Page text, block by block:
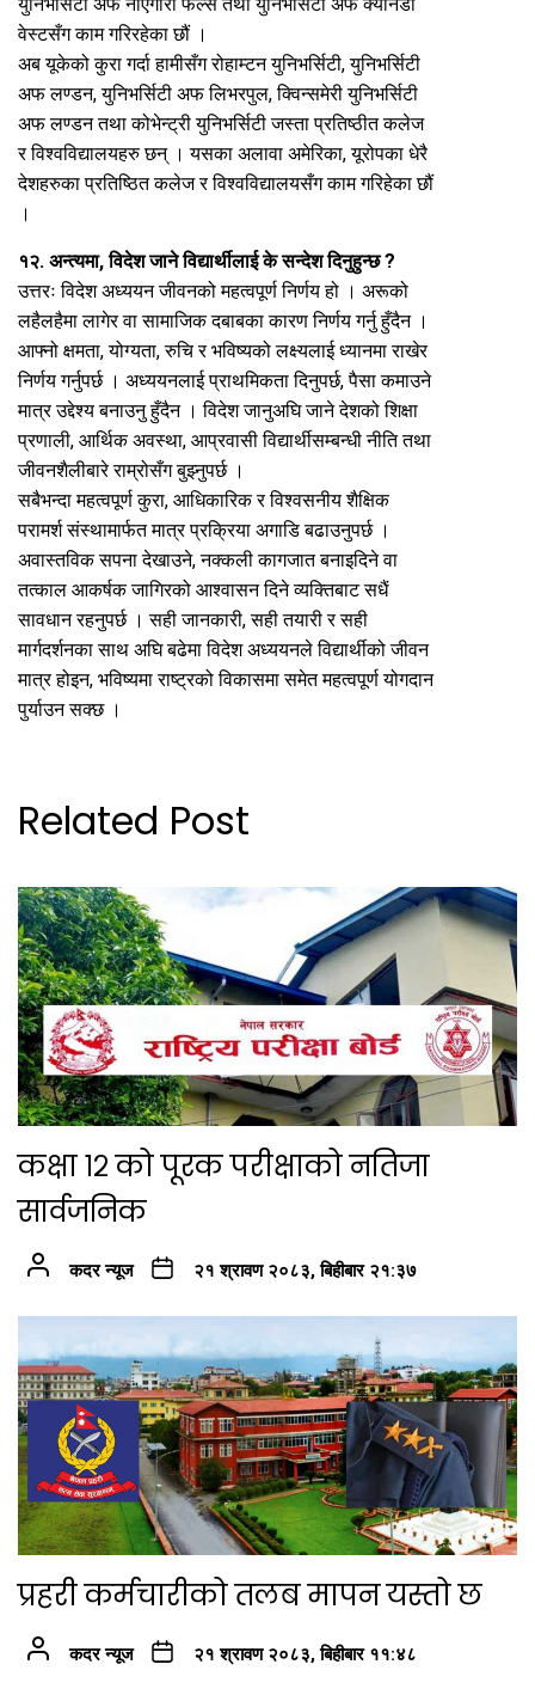
वेस्टसँग काम गरिरहेका छौं ।
अब यूकेको कुरा गर्दा हामीसँग रोहाम्टन युनिभर्सिटी, युनिभर्सिटी
अफ लण्डन, युनिभर्सिटी अफ लिभरपुल, क्विन्समेरी युनिभर्सिटी
अफ लण्डन तथा कोभेन्ट्री युनिभर्सिटी जस्ता प्रतिष्ठीत कलेज
र विश्वविद्यालयहरु छन् । यसका अलावा अमेरिका, यूरोपका धेरै
देशहरुका प्रतिष्ठित कलेज र विश्वविद्यालयसँग काम गरिहेका छौं
।
१२. अन्त्यमा, विदेश जाने विद्यार्थीलाई के सन्देश दिनुहुन्छ ?
उत्तरः विदेश अध्ययन जीवनको महत्वपूर्ण निर्णय हो । अरूको
लहैलहैमा लागेर वा सामाजिक दबाबका कारण निर्णय गर्नु हुँदैन ।
आफ्नो क्षमता, योग्यता, रुचि र भविष्यको लक्ष्यलाई ध्यानमा राखेर
निर्णय गर्नुपर्छ । अध्ययनलाई प्राथमिकता दिनुपर्छ, पैसा कमाउने
मात्र उद्देश्य बनाउनु हुँदैन । विदेश जानुअघि जाने देशको शिक्षा
प्रणाली, आर्थिक अवस्था, आप्रवासी विद्यार्थीसम्बन्धी नीति तथा
जीवनशैलीबारे राम्रोसँग बुझ्नुपर्छ ।
सबैभन्दा महत्वपूर्ण कुरा, आधिकारिक र विश्वसनीय शैक्षिक
परामर्श संस्थामार्फत मात्र प्रक्रिया अगाडि बढाउनुपर्छ ।
अवास्तविक सपना देखाउने, नक्कली कागजात बनाइदिने वा
तत्काल आकर्षक जागिरको आश्वासन दिने व्यक्तिबाट सधैं
सावधान रहनुपर्छ । सही जानकारी, सही तयारी र सही
मार्गदर्शनका साथ अघि बढेमा विदेश अध्ययनले विद्यार्थीको जीवन
मात्र होइन, भविष्यमा राष्ट्रको विकासमा समेत महत्वपूर्ण योगदान
पुर्याउन सक्छ ।
Related Post
कक्षा १२ को पूरक परीक्षाको नतिजा
सार्वजनिक
कदर न्यूज २१ श्रावण २०८३, बिहीबार २१:३७
प्रहरी कर्मचारीको तलब मापन यस्तो छ
कदर न्यूज २१ श्रावण २०८३, बिहीबार ११:४८